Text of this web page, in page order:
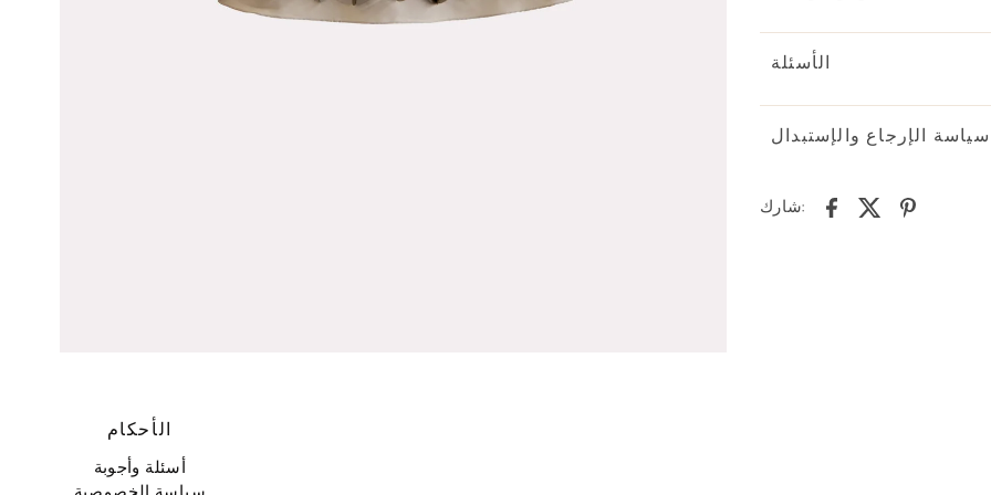
الأسئلة
سياسة الإرجاع والإستبدال
شارك:
الأحكام
أسئلة وأجوبة